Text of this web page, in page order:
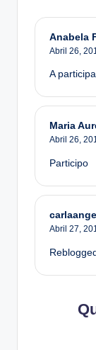
Anabela
Abril 26,
A
Maria
Abril 26,
Participo
Abril 27,